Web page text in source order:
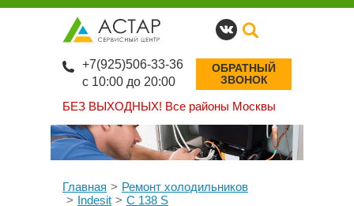
БЕЗ ВЫХОДНЫХ! Все районы Москвы
+7(925)506-33-36
с 10:00 до 20:00
ОБРАТНЫЙ
ЗВОНОК
Главная
Ремонт холодильников
Indesit
C 138 S